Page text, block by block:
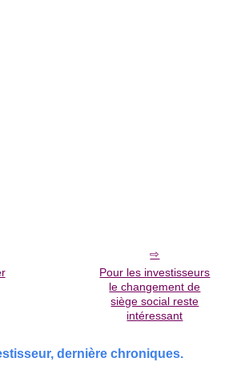
Pour les investisseurs
le changement de
siège social reste
intéressant
dernière chroniques.